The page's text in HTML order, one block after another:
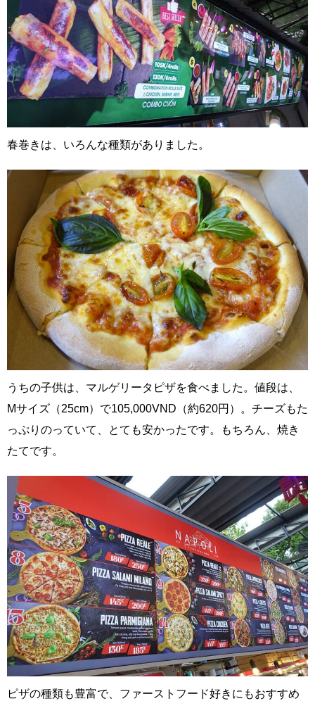
春巻きは、いろんな種類がありました。
うちの子供は、マルゲリータピザを食べました。値段は、
Mサイズ（25cm）で105,000VND（約620円）。チーズもた
っぷりのっていて、とても安かったです。もちろん、焼き
たてです。
ピザの種類も豊富で、ファーストフード好きにもおすすめ